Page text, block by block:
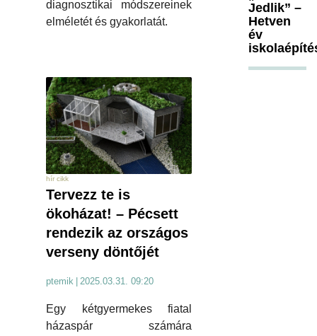
diagnosztikai módszereinek
elméletét és gyakorlatát.
hír cikk
Tervezz te is
ökoházat! – Pécsett
rendezik az országos
verseny döntőjét
ptemik 2025.03.31. 09:20
Egy kétgyermekes fiatal
házaspár számára
Jedlik” –
Hetven
év